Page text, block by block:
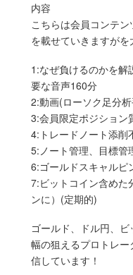
内容
こちらは会員コンテ
を載せていきますがを
1:なぜ負けるのかを解
要な音声160分
2:動画(ローソク足分析
3:会員限定ポジション
4:トレードノート添削
5:ノート管理、目標管
6:ゴールドスキャルピ
7:ビットコイン含めた
ンに）(定期的)
ゴールド、ドル円、
幅の狙えるプロトレ
信しています！